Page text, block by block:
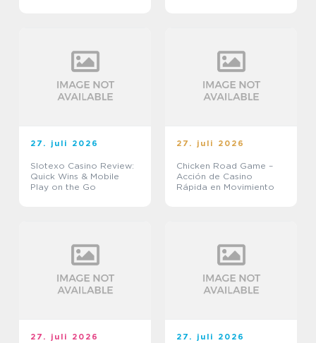
27. juli 2026
Slotexo Casino Review:
Quick Wins & Mobile
Play on the Go
27. juli 2026
Chicken Road Game –
Acción de Casino
Rápida en Movimiento
27. juli 2026 27. juli 2026